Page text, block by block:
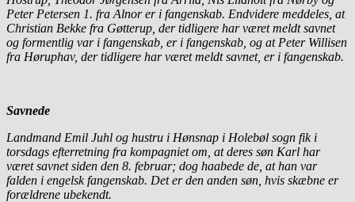
Peter Petersen 1. fra Alnor er i fangenskab. Endvidere meddeles, at
Christian Bekke fra Gøtterup, der tidligere har været meldt savnet
og formentlig var i fangenskab, er i fangenskab, og at Peter Willisen
fra Høruphav, der tidligere har været meldt savnet, er i fangenskab.
Savnede
Landmand Emil Juhl og hustru i Hønsnap i Holebøl sogn fik i
torsdags efterretning fra kompagniet om, at deres søn Karl har
været savnet siden den 8. februar; dog haabede de, at han var
falden i engelsk fangenskab. Det er den anden søn, hvis skæbne er
forældrene ubekendt.